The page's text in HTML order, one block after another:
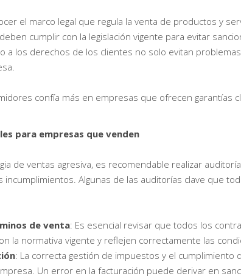
el marco legal que regula la venta de productos y
cumplir con la legislación vigente para evitar
a los derechos de los clientes no solo evitan
confía más en empresas que ofrecen garantías
para empresas que venden
de ventas agresiva, es recomendable realizar
Algunas de las auditorías clave que
de venta: Es esencial revisar que todos los
la normativa vigente y reflejen correctamente las
: La correcta gestión de impuestos y el cumplimiento
Un error en la facturación puede derivar en